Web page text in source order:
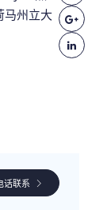
马州立大
话联系